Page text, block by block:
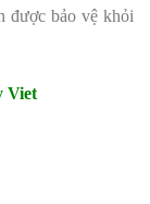
được bảo vệ khỏi
Viet